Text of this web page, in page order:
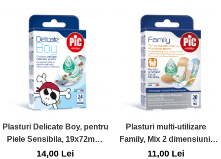
Plasturi Delicate Boy, pentru
Piele Sensibila, 19x72mm,
24buc., Pic Solution
14,00 Lei
Plasturi multi-utilizare
Family, Mix 2 dimensiuni,
20buc., Pic Solution
11,00 Lei